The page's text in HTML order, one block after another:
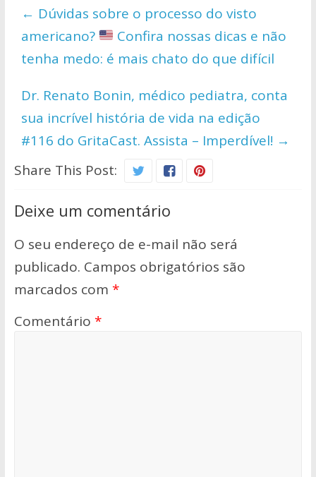
A
p
p
o
o
k
Li
n
k
← Dúvidas sobre o processo do visto
americano?
Confira nossas dicas e não
tenha medo: é mais chato do que difícil
Dr. Renato Bonin, médico pediatra, conta
sua incrível história de vida na edição
#116 do GritaCast. Assista – Imperdível! →
Share This Post:
Deixe um comentário
O seu endereço de e-mail não será
publicado. Campos obrigatórios são
marcados com *
Comentário *